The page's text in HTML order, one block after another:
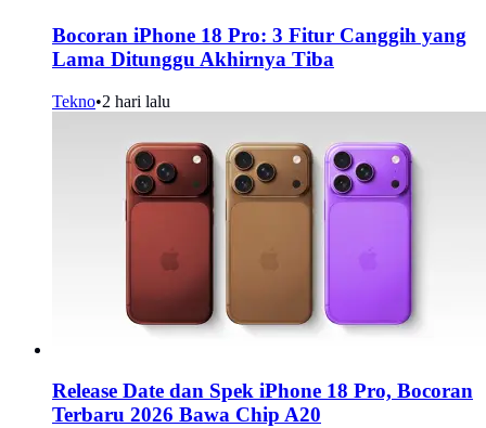
Bocoran iPhone 18 Pro: 3 Fitur Canggih yang
Lama Ditunggu Akhirnya Tiba
Tekno•2 hari lalu
Release Date dan Spek iPhone 18 Pro, Bocoran
Terbaru 2026 Bawa Chip A20